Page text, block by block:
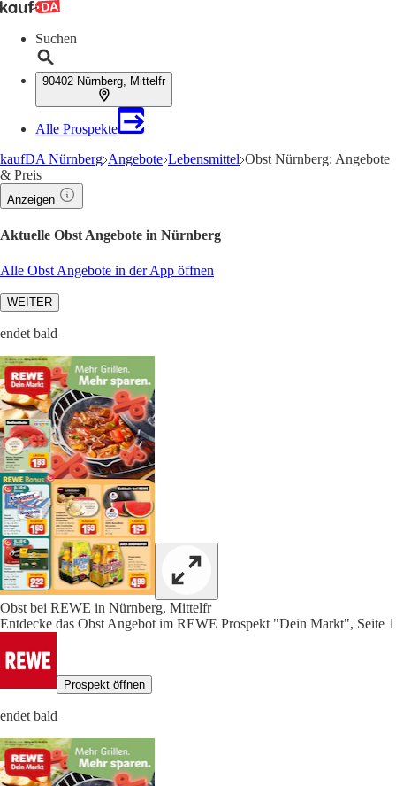
Suchen
90402 Nürnberg, Mittelfr
Alle Prospekte
kaufDA Nürnberg Angebote Lebensmittel Obst Nürnberg: Angebote
& Preis
Anzeigen
Aktuelle Obst Angebote in Nürnberg
Alle Obst Angebote in der App öffnen
WEITER
endet bald
Obst bei REWE in Nürnberg, Mittelfr
Entdecke das Obst Angebot im REWE Prospekt "Dein Markt", Seite 1
Prospekt öffnen
endet bald